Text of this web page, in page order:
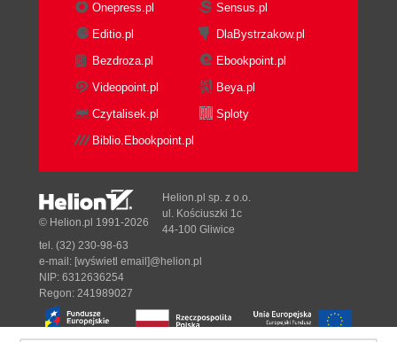
Onepress.pl
Sensus.pl
Editio.pl
DlaBystrzakow.pl
Bezdroza.pl
Ebookpoint.pl
Videopoint.pl
Beya.pl
Czytalisek.pl
Sploty
Biblio.Ebookpoint.pl
© Helion.pl 1991-2026
Helion.pl sp. z o.o.
ul. Kościuszki 1c
44-100 Gliwice
tel. (32) 230-98-63
e-mail: [wyświetl email]@helion.pl
NIP: 6312636254
Regon: 241989027